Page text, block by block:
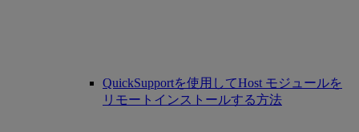
QuickSupportを使用してHost モジュールを
リモートインストールする方法